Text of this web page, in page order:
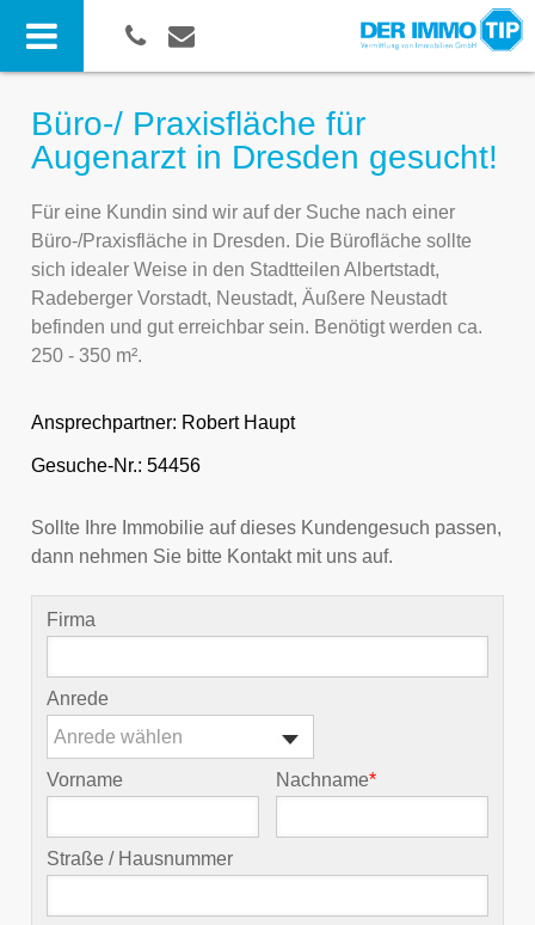
Büro-/ Praxisfläche für
Augenarzt in Dresden gesucht!
Für eine Kundin sind wir auf der Suche nach einer
Büro-/Praxisfläche in Dresden. Die Bürofläche sollte
sich idealer Weise in den Stadtteilen Albertstadt,
Radeberger Vorstadt, Neustadt, Äußere Neustadt
befinden und gut erreichbar sein. Benötigt werden ca.
250 - 350 m².
Ansprechpartner: Robert Haupt
Gesuche-Nr.: 54456
Sollte Ihre Immobilie auf dieses Kundengesuch passen,
dann nehmen Sie bitte Kontakt mit uns auf.
Firma
Anrede
Anrede wählen
Vorname Nachname*
Straße / Hausnummer